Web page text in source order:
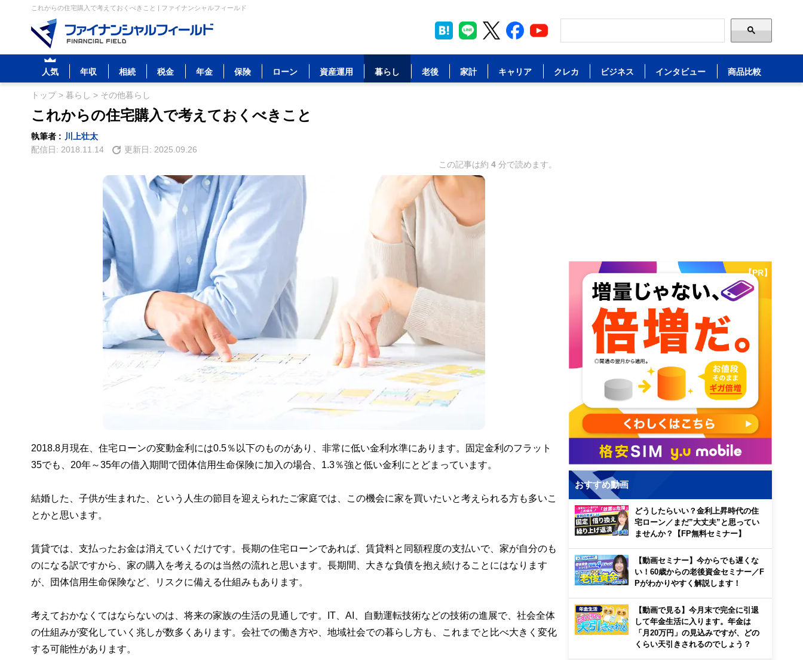
これからの住宅購入で考えておくべきこと | ファイナンシャルフィールド
人気 年収 相続 税金 年金 保険 ローン 資産運用 暮らし 老後 家計 キャリア クレカ ビジネス インタビュー 商品比較
トップ> 暮らし > その他暮らし
これからの住宅購入で考えておくべきこと
執筆者 :
川上壮太
配信日: 2018.11.14 更新日: 2025.09.26
この記事は約 4 分で読めます。
2018.8月現在、住宅ローンの変動金利には0.5％以下のものがあり、非常に低い金利水準にあります。固定金利のフラット
35でも、20年～35年の借入期間で団体信用生命保険に加入の場合、1.3％強と低い金利にとどまっています。
結婚した、子供が生まれた、という人生の節目を迎えられたご家庭では、この機会に家を買いたいと考えられる方も多いこ
とかと思います。
賃貸では、支払ったお金は消えていくだけです。長期の住宅ローンであれば、賃貸料と同額程度の支払いで、家が自分のも
のになる訳ですから、家の購入を考えるのは当然の流れと思います。長期間、大きな負債を抱え続けることにはなります
が、団体信用生命保険など、リスクに備える仕組みもあります。
考えておかなくてはならないのは、将来の家族の生活の見通しです。IT、AI、自動運転技術などの技術の進展で、社会全体
の仕組みが変化していく兆しが数多くあります。会社での働き方や、地域社会での暮らし方も、これまでと比べ大きく変化
する可能性があります。
【PR】
おすすめ動画
どうしたらいい？金利上昇時代の住
宅ローン／まだ”大丈夫”と思ってい
ませんか？【FP無料セミナー】
【動画セミナー】今からでも遅くな
い！60歳からの老後資金セミナー／F
Pがわかりやすく解説します！
【動画で見る】今月末で完全に引退
して年金生活に入ります。年金は
「月20万円」の見込みですが、どの
くらい天引きされるのでしょう？